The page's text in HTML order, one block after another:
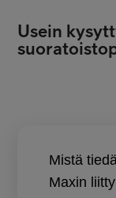
Usein
Mistä
Maxin